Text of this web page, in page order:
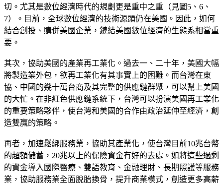
切。尤其是數位經濟時代的規劃更是重中之重（見圖5、6、
7）。目前，全球數位經濟的技術源頭仍在美國。因此，如何
結合創投、購併美國企業，鏈結美國數位經濟的生態系相當重
要。
其次，協助美國的產業再工業化。過去一、二十年，美國大幅
將製造業外包，欲再工業化有其事實上的困難。而台灣在東
協、中國的幾十萬台商及其完整的供應鏈群聚，可以幫上美國
的大忙。在非紅色供應鏈系統下，台灣可以扮演美國再工業化
的重要策略夥伴，使台灣和美國的合作由政治延伸至經濟，創
造雙贏的策略。
再者，加速鬆綁服務業，協助其產業化，使台灣目前10兆台幣
的超額儲蓄，20兆以上的保險資金有好的去處。如將這些過剩
的資金導入國際醫療、雙語教育、金融理財、長期照護等服務
業，協助服務業全面脫胎換骨，提升商業模式，創造更多高薪